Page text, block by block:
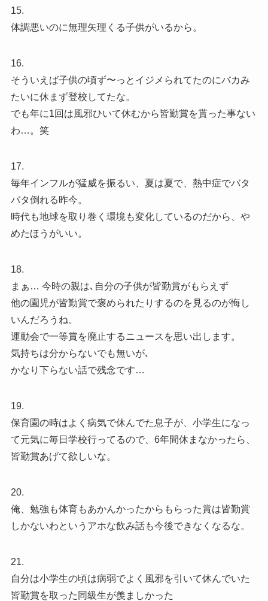
15.
体調悪いのに無理矢理くる子供がいるから。
16.
そういえば子供の頃ず〜っとイジメられてたのにバカみ
たいに休まず登校してたな。
でも年に1回は風邪ひいて休むから皆勤賞を貰った事ない
わ…。笑
17.
毎年インフルが猛威を振るい、夏は夏で、熱中症でバタ
バタ倒れる昨今。
時代も地球を取り巻く環境も変化しているのだから、や
めたほうがいい。
18.
まぁ… 今時の親は､自分の子供が皆勤賞がもらえず
他の園児が皆勤賞で褒められたりするのを見るのが悔し
いんだろうね。
運動会で一等賞を廃止するニュースを思い出します。
気持ちは分からないでも無いが､
かなり下らない話で残念です…
19.
保育園の時はよく病気で休んでた息子が、小学生になっ
て元気に毎日学校行ってるので、6年間休まなかったら、
皆勤賞あげて欲しいな。
20.
俺、勉強も体育もあかんかったからもらった賞は皆勤賞
しかないわというアホな飲み話も今後できなくなるな。
21.
自分は小学生の頃は病弱でよく風邪を引いて休んでいた
皆勤賞を取った同級生が羨ましかった